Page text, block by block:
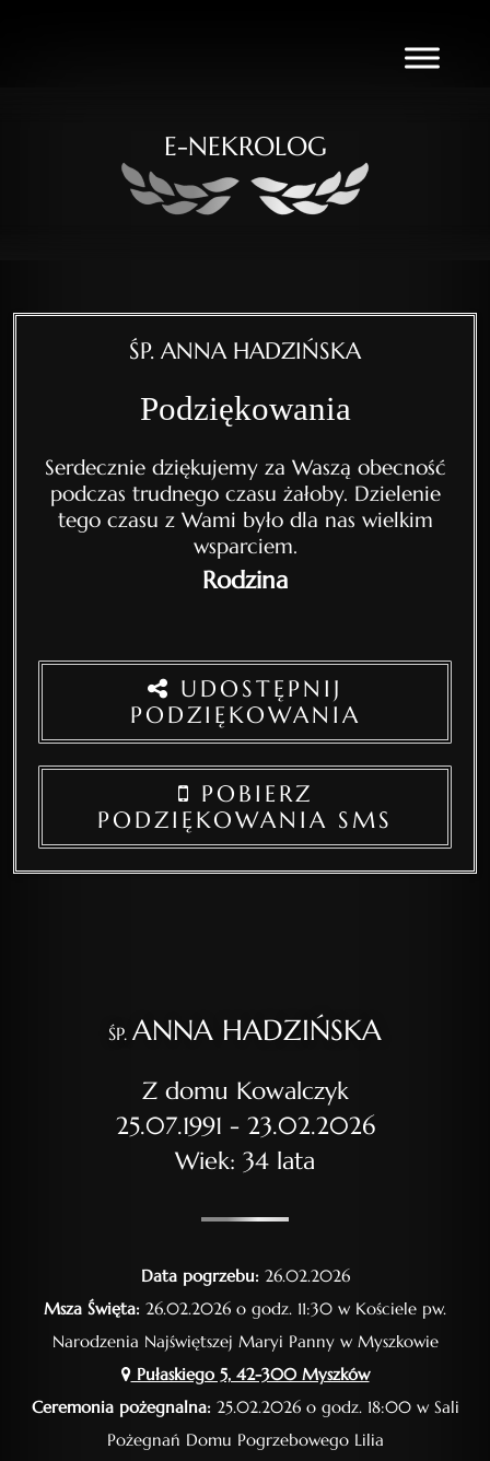
E-NEKROLOG
ŚP. ANNA HADZIŃSKA
Podziękowania
Serdecznie dziękujemy za Waszą obecność
podczas trudnego czasu żałoby. Dzielenie
tego czasu z Wami było dla nas wielkim
wsparciem.
Rodzina
UDOSTĘPNIJ
PODZIĘKOWANIA
POBIERZ
PODZIĘKOWANIA SMS
ŚP. ANNA HADZIŃSKA
Z domu Kowalczyk
25.07.1991 - 23.02.2026
Wiek: 34 lata
Data pogrzebu:26.02.2026
Msza Święta: 26.02.2026 o godz. 11:30 w Kościele pw.
Narodzenia Najświętszej Maryi Panny w Myszkowie
Pułaskiego 5, 42-300 Myszków
Ceremonia pożegnalna:25.02.2026 o godz. 18:00 w Sali
Pożegnań Domu Pogrzebowego Lilia